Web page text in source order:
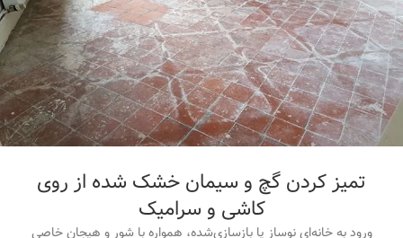
تمیز کردن گچ و سیمان خشک شده از روی
کاشی و سرامیک
ورود به خانه‌ای نوساز یا بازسازی‌شده، همواره با شور و هیجان خاصی